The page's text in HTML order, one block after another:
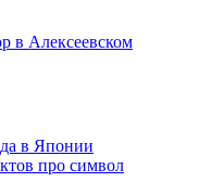
в Алексеевском
в Японии
про символ